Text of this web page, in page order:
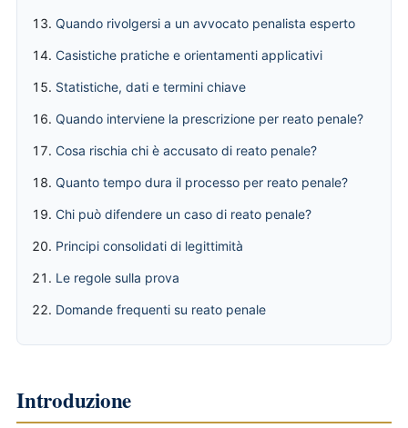
Quando rivolgersi a un avvocato penalista esperto
Casistiche pratiche e orientamenti applicativi
Statistiche, dati e termini chiave
Quando interviene la prescrizione per reato penale?
Cosa rischia chi è accusato di reato penale?
Quanto tempo dura il processo per reato penale?
Chi può difendere un caso di reato penale?
Principi consolidati di legittimità
Le regole sulla prova
Domande frequenti su reato penale
Introduzione